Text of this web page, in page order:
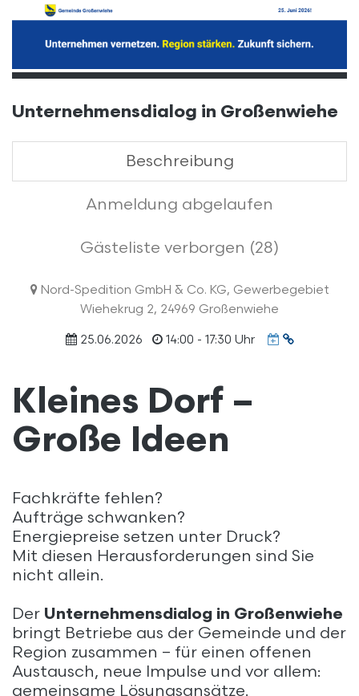
Unternehmensdialog in Großenwiehe
Beschreibung
Anmeldung abgelaufen
Gästeliste verborgen (28)
Nord-Spedition GmbH & Co. KG, Gewerbegebiet
Wiehekrug 2, 24969 Großenwiehe
25.06.2026 14:00 - 17:30 Uhr
Termin
Kleines Dorf –
Große Ideen
Fachkräfte fehlen?
Aufträge schwanken?
Energiepreise setzen unter Druck?
Mit diesen Herausforderungen sind Sie
nicht allein.
Der Unternehmensdialog in Großenwiehe
bringt Betriebe aus der Gemeinde und der
Region zusammen – für einen offenen
Austausch, neue Impulse und vor allem:
gemeinsame Lösungsansätze.